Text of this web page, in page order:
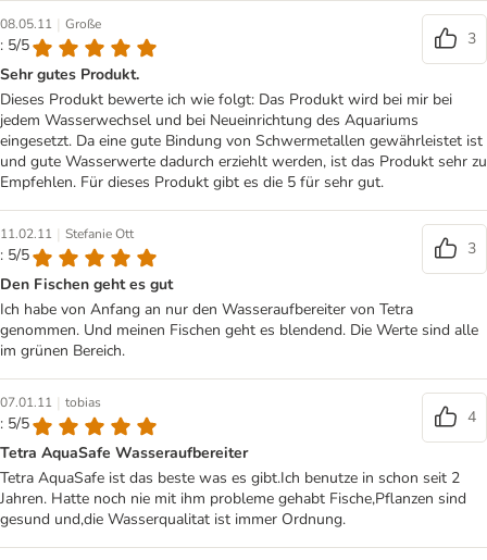
08.05.11 | Große
: 5/5
3
Sehr gutes Produkt.
Dieses Produkt bewerte ich wie folgt: Das Produkt wird bei mir bei
jedem Wasserwechsel und bei Neueinrichtung des Aquariums
eingesetzt. Da eine gute Bindung von Schwermetallen gewährleistet ist
und gute Wasserwerte dadurch erziehlt werden, ist das Produkt sehr zu
Empfehlen. Für dieses Produkt gibt es die 5 für sehr gut.
11.02.11 | Stefanie Ott
: 5/5
3
Den Fischen geht es gut
Ich habe von Anfang an nur den Wasseraufbereiter von Tetra
genommen. Und meinen Fischen geht es blendend. Die Werte sind alle
im grünen Bereich.
07.01.11 | tobias
: 5/5
4
Tetra AquaSafe Wasseraufbereiter
Tetra AquaSafe ist das beste was es gibt.Ich benutze in schon seit 2
Jahren. Hatte noch nie mit ihm probleme gehabt Fische,Pflanzen sind
gesund und,die Wasserqualitat ist immer Ordnung.